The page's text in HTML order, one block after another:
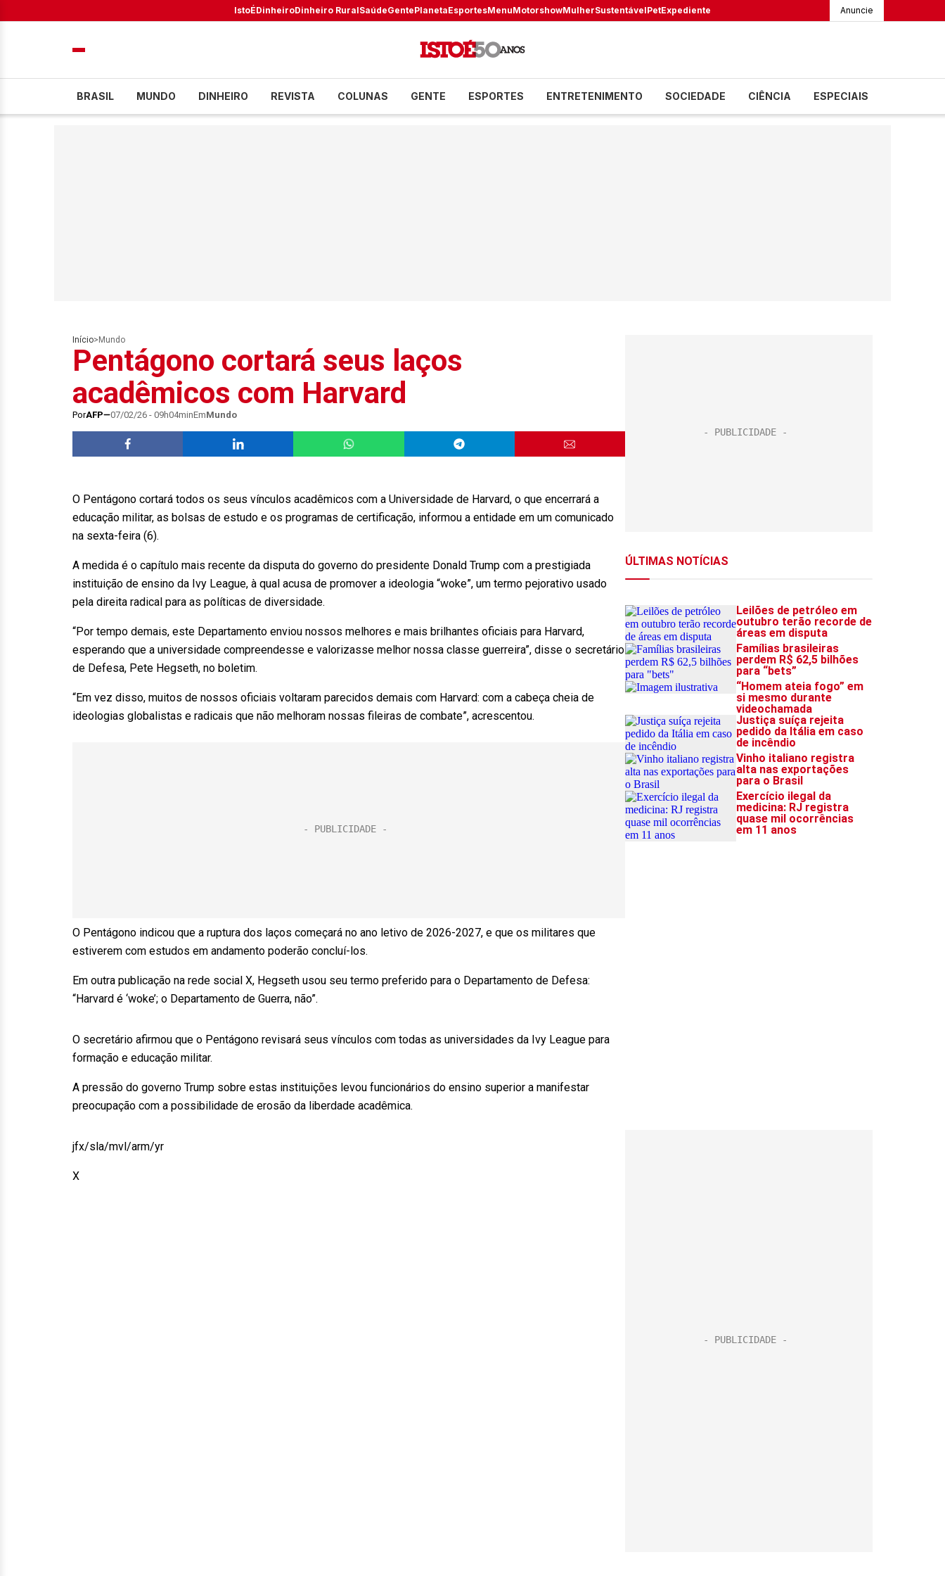
IstoÉDinheiroDinheiro RuralSaúdeGentePlanetaEsportesMenuMotorshowMulherSustentávelPetExpediente Anuncie
BRASIL MUNDO DINHEIRO REVISTA COLUNAS GENTE ESPORTES ENTRETENIMENTO SOCIEDADE CIÊNCIA ESPECIAIS
Início> Mundo
Pentágono cortará seus laços
acadêmicos com Harvard
PorAFP 07/02/26 - 09h04minEmMundo
O Pentágono cortará todos os seus vínculos acadêmicos com a Universidade de Harvard, o que encerrará a
educação militar, as bolsas de estudo e os programas de certificação, informou a entidade em um comunicado
na sexta-feira (6).
A medida é o capítulo mais recente da disputa do governo do presidente Donald Trump com a prestigiada
instituição de ensino da Ivy League, à qual acusa de promover a ideologia “woke”, um termo pejorativo usado
pela direita radical para as políticas de diversidade.
“Por tempo demais, este Departamento enviou nossos melhores e mais brilhantes oficiais para Harvard,
esperando que a universidade compreendesse e valorizasse melhor nossa classe guerreira”, disse o secretário
de Defesa, Pete Hegseth, no boletim.
“Em vez disso, muitos de nossos oficiais voltaram parecidos demais com Harvard: com a cabeça cheia de
ideologias globalistas e radicais que não melhoram nossas fileiras de combate”, acrescentou.
O Pentágono indicou que a ruptura dos laços começará no ano letivo de 2026-2027, e que os militares que
estiverem com estudos em andamento poderão concluí-los.
Em outra publicação na rede social X, Hegseth usou seu termo preferido para o Departamento de Defesa:
“Harvard é ‘woke’; o Departamento de Guerra, não”.
O secretário afirmou que o Pentágono revisará seus vínculos com todas as universidades da Ivy League para
formação e educação militar.
A pressão do governo Trump sobre estas instituições levou funcionários do ensino superior a manifestar
preocupação com a possibilidade de erosão da liberdade acadêmica.
jfx/sla/mvl/arm/yr
X